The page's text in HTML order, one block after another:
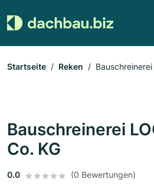
Startseite Reken
Bauschreinerei
Co. KG
0.0 (0 Bewertungen)